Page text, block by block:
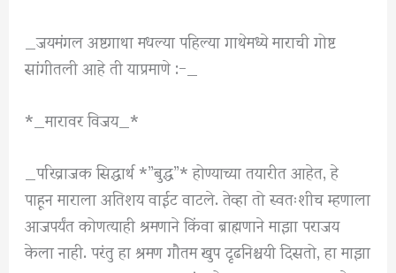
_जयमंगल अष्टगाथा मधल्या पहिल्या गाथेमध्ये माराची गोष्ट
सांगीतली आहे ती याप्रमाणे :-_
*_मारावर विजय_*
_परिव्राजक सिद्धार्थ *”बुद्ध”* होण्याच्या तयारीत आहेत, हे
पाहून माराला अतिशय वाईट वाटले. तेव्हा तो स्वतःशीच म्हणाला
आजपर्यंत कोणत्याही श्रमणाने किंवा ब्राह्मणाने माझा पराजय
केला नाही. परंतु हा श्रमण गौतम खुप दृढनिश्चयी दिसतो, हा माझा